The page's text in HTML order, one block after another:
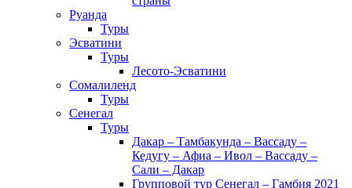
Руанда
Туры
Эсватини
Туры
Лесото-Эсватини
Сомалиленд
Туры
Сенегал
Туры
Дакар – Тамбакунда – Вассаду –
Кедугу – Афиа – Ивол – Вассаду –
Сали – Дакар
Групповой тур Сенегал – Гамбия 2021